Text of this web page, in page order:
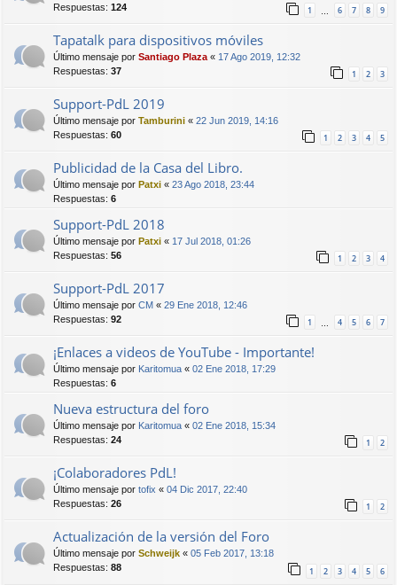
Respuestas: 124 1 6 7 8 9
Tapatalk para dispositivos móviles
Último mensaje por Santiago Plaza « 17 Ago 2019, 12:32
Respuestas: 37 1 2 3
Support-PdL 2019
Último mensaje por Tamburini « 22 Jun 2019, 14:16
Respuestas: 60 1 2 3 4 5
Publicidad de la Casa del Libro.
Último mensaje por Patxi « 23 Ago 2018, 23:44
Respuestas: 6
Support-PdL 2018
Último mensaje por Patxi « 17 Jul 2018, 01:26
Respuestas: 56 1 2 3 4
Support-PdL 2017
Último mensaje por CM « 29 Ene 2018, 12:46
Respuestas: 92 1 … 4 5 6 7
¡Enlaces a videos de YouTube - Importante!
Último mensaje por Karitomua « 02 Ene 2018, 17:29
Respuestas: 6
Nueva estructura del foro
Último mensaje por Karitomua « 02 Ene 2018, 15:34
Respuestas: 24 1 2
¡Colaboradores PdL!
Último mensaje por tofix « 04 Dic 2017, 22:40
Respuestas: 26 1 2
Actualización de la versión del Foro
Último mensaje por Schweijk « 05 Feb 2017, 13:18
Respuestas: 88 1 2 3 4 5 6